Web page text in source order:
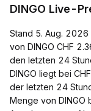
DINGO Live-
Stand 5. Aug. 2026
von DINGO CHF
den letzten 24
DINGO liegt bei
der letzten 24
Menge von DINGO